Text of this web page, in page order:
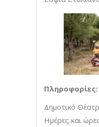
Πληροφορίες:
Δημοτικό
Ημέρες και